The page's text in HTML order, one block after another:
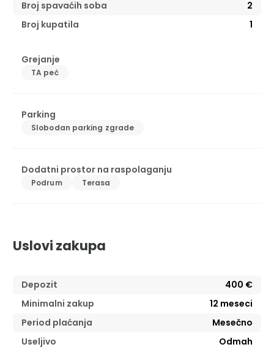
Broj spavaćih soba
2
Broj kupatila
1
Grejanje
TA peć
Parking
Slobodan parking zgrade
Dodatni prostor na raspolaganju
Podrum Terasa
Uslovi zakupa
Depozit
400 €
Minimalni zakup
12 meseci
Period plaćanja
Mesečno
Useljivo
Odmah